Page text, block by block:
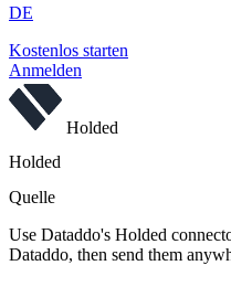
DE
Kostenlos starten
Anmelden
Holded
Holded
Quelle
Use Dataddo's Holded
Dataddo, then send them